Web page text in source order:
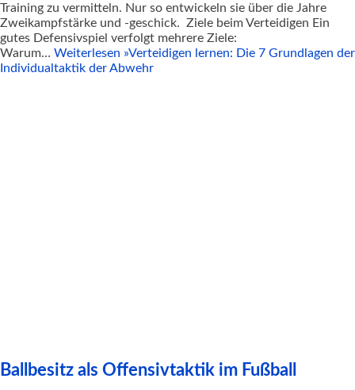
Training zu vermitteln. Nur so entwickeln sie über die Jahre
Zweikampfstärke und -geschick. Ziele beim Verteidigen Ein
gutes Defensivspiel verfolgt mehrere Ziele:
Warum… Weiterlesen »Verteidigen lernen: Die 7 Grundlagen der
Individualtaktik der Abwehr
Ballbesitz als Offensivtaktik im Fußball